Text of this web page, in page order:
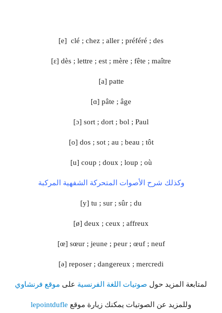
[e] clé ; chez ; aller ; préféré ; des
[ɛ] dès ; lettre ; est ; mère ; fête ; maître
[a] patte
[ɑ] pâte ; âge
[ɔ] sort ; dort ; bol ; Paul
[o] dos ; sot ; au ; beau ; tôt
[u] coup ; doux ; loup ; où
وكذلك شرح الأصوات المتحركة الشفهية المركبة
[y] tu ; sur ; sûr ; du
[ø] deux ; ceux ; affreux
[œ] sœur ; jeune ; peur ; œuf ; neuf
[ə] reposer ; dangereux ; mercredi
لمتابعة المزيد حول صوتيات اللغة الفرنسية على موقع فرنشاوي
وللمزيد عن الصوتيات يمكنك زيارة موقع lepointdufle